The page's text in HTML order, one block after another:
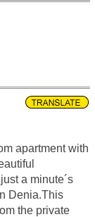
apartment with
a minute´s
Denia.This
the private